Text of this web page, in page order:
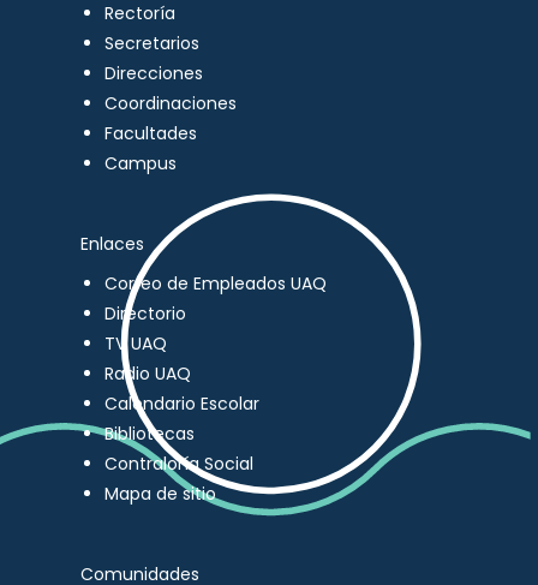
Rectoría
Secretarios
Direcciones
Coordinaciones
Facultades
Campus
Enlaces
Correo de Empleados UAQ
Directorio
TV UAQ
Radio UAQ
Calendario Escolar
Bibliotecas
Contraloría Social
Mapa de sitio
Comunidades